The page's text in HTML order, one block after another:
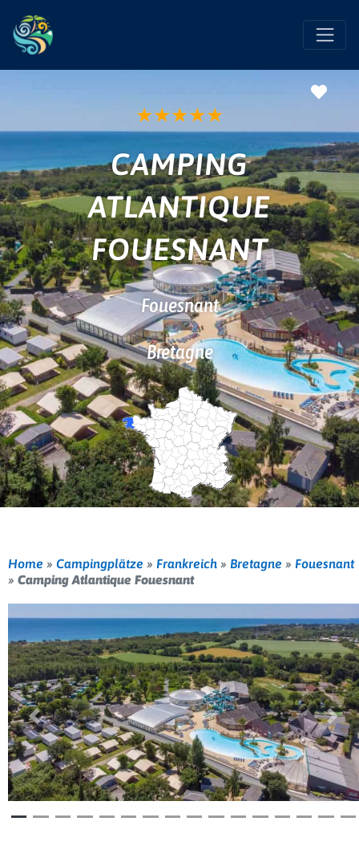
★★★★★
CAMPING
ATLANTIQUE
FOUESNANT
Fouesnant
Bretagne
Home » Campingplätze » Frankreich » Bretagne » Fouesnant
» Camping Atlantique Fouesnant
Vorherige